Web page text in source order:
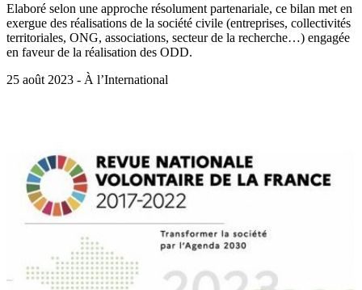
Elaboré selon une approche résolument partenariale, ce bilan met en
exergue des réalisations de la société civile (entreprises, collectivités
territoriales, ONG, associations, secteur de la recherche…) engagée
en faveur de la réalisation des ODD.
25 août 2023 - À l’International